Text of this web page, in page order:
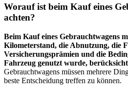
Worauf ist beim Kauf eines
achten?
Beim Kauf eines Gebrauchtwagens
Kilometerstand, die Abnutzung, die
Versicherungsprämien und die
Fahrzeug genutzt wurde,
Gebrauchtwagens müssen mehrere
beste Entscheidung treffen zu können.